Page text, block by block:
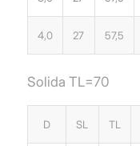
4,0 27 57,5
Solida TL=70
D SL TL